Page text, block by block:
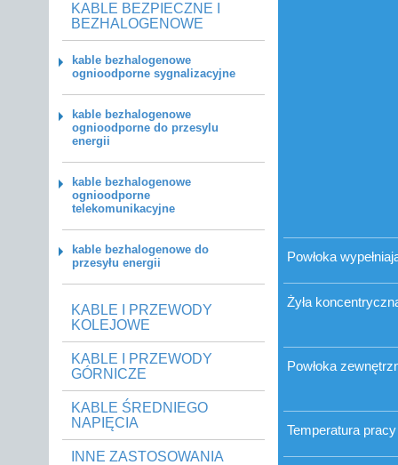
KABLE BEZPIECZNE I
BEZHALOGENOWE
kable bezhalogenowe
ognioodporne sygnalizacyjne
kable bezhalogenowe
ognioodporne do przesylu
energii
kable bezhalogenowe
ognioodporne
telekomunikacyjne
kable bezhalogenowe do
przesyłu energii
KABLE I PRZEWODY
KOLEJOWE
KABLE I PRZEWODY
GÓRNICZE
KABLE ŚREDNIEGO
NAPIĘCIA
INNE ZASTOSOWANIA
Powłoka
Żyła
Powłoka
Temperatura pracy